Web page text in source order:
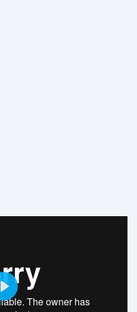
Play